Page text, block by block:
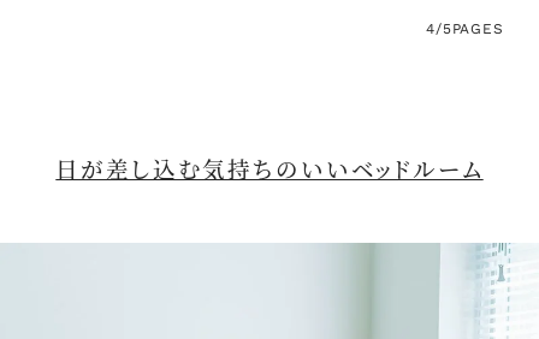
4/5PAGES
日が差し込む気持ちのいいベッドルーム